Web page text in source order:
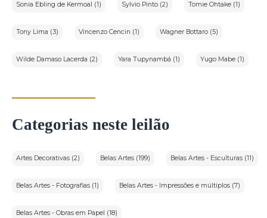
Sonia Ebling de Kermoal (1) Sylvio Pinto (2) Tomie Ohtake (1)
Tony Lima (3) Vincenzo Cencin (1) Wagner Bottaro (5)
Wilde Damaso Lacerda (2) Yara Tupynambá (1) Yugo Mabe (1)
Categorias neste leilão
Artes Decorativas (2) Belas Artes (199) Belas Artes - Esculturas (11)
Belas Artes - Fotografias (1) Belas Artes - Impressões e múltiplos (7)
Belas Artes - Obras em Papel (18)